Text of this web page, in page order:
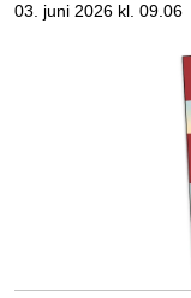
03. juni 2026 kl. 09.06